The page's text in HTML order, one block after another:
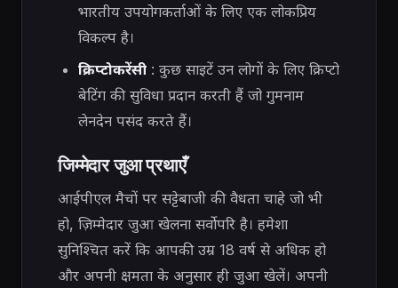
भारतीय उपयोगकर्ताओं के लिए एक लोकप्रिय
विकल्प है।
क्रिप्टोकरेंसी: कुछ साइटें उन लोगों के लिए क्रिप्टो
बेटिंग की सुविधा प्रदान करती हैं जो गुमनाम
लेनदेन पसंद करते हैं।
जिम्मेदार जुआ प्रथाएँ
आईपीएल मैचों पर सट्टेबाजी की वैधता चाहे जो भी
हो, ज़िम्मेदार जुआ खेलना सर्वोपरि है। हमेशा
सुनिश्चित करें कि आपकी उम्र 18 वर्ष से अधिक हो
और अपनी क्षमता के अनुसार ही जुआ खेलें। अपनी